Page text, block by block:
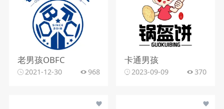
老男孩OBFC
2021-12-30 968
卡通男孩
2023-09-09 370